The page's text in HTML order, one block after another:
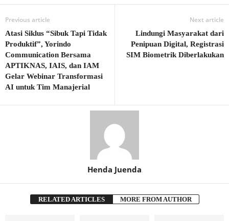
Previous article
Atasi Siklus “Sibuk Tapi Tidak
Produktif”, Yorindo
Communication Bersama
APTIKNAS, IAIS, dan IAM
Gelar Webinar Transformasi
AI untuk Tim Manajerial
Next article
Lindungi Masyarakat dari
Penipuan Digital, Registrasi
SIM Biometrik Diberlakukan
Henda Juenda
RELATED ARTICLES MORE FROM AUTHOR